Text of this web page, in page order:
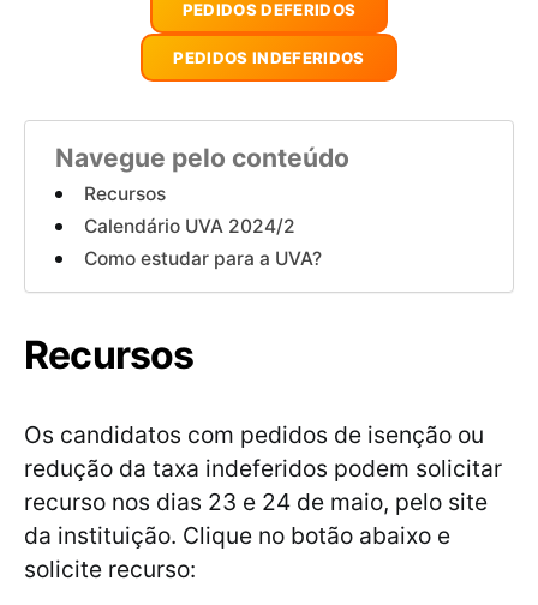
PEDIDOS DEFERIDOS
PEDIDOS INDEFERIDOS
Navegue pelo conteúdo
Recursos
Calendário UVA 2024/2
Como estudar para a UVA?
Recursos
Os candidatos com pedidos de isenção ou
redução da taxa indeferidos podem solicitar
recurso nos dias 23 e 24 de maio, pelo site
da instituição. Clique no botão abaixo e
solicite recurso: